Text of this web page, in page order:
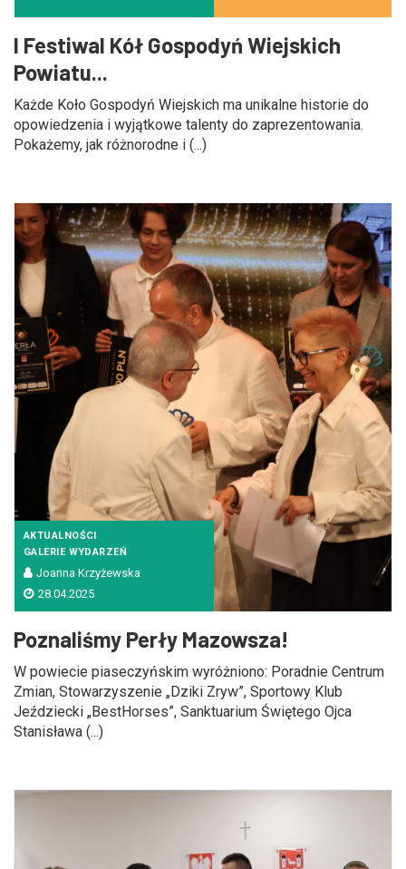
I Festiwal Kół Gospodyń Wiejskich
Powiatu...
Każde Koło Gospodyń Wiejskich ma unikalne historie do
opowiedzenia i wyjątkowe talenty do zaprezentowania.
Pokażemy, jak różnorodne i (...)
AKTUALNOŚCI
GALERIE WYDARZEŃ
Joanna Krzyżewska
28.04.2025
Poznaliśmy Perły Mazowsza!
W powiecie piaseczyńskim wyróżniono: Poradnie Centrum
Zmian, Stowarzyszenie „Dziki Zryw”, Sportowy Klub
Jeździecki „BestHorses”, Sanktuarium Świętego Ojca
Stanisława (...)